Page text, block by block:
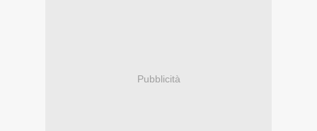
Pubblicità